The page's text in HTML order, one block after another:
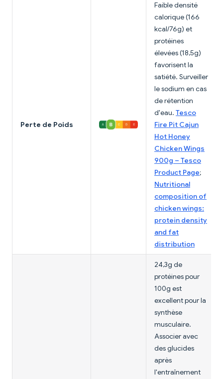
Perte de Poids
Faible densité
calorique (166
kcal/76g) et
protéines
élevées (18,5g)
favorisent la
satiété. Surveiller
le sodium en cas
de rétention
d'eau. Tesco
Fire Pit Cajun
Hot Honey
Chicken Wings
900g – Tesco
Product Page;
Nutritional
composition of
chicken wings:
protein density
and fat
distribution
24,3g de
protéines pour
100g est
excellent pour la
synthèse
musculaire.
Associer avec
des glucides
après
l'entraînement